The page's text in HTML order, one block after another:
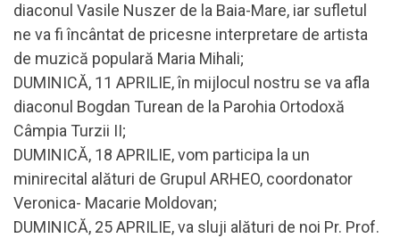
diaconul Vasile Nuszer de la Baia-Mare, iar sufletul
ne va fi încântat de pricesne interpretare de artista
de muzică populară Maria Mihali;
DUMINICĂ, 11 APRILIE, în mijlocul nostru se va afla
diaconul Bogdan Turean de la Parohia Ortodoxă
Câmpia Turzii II;
DUMINICĂ, 18 APRILIE, vom participa la un
minirecital alături de Grupul ARHEO, coordonator
Veronica- Macarie Moldovan;
DUMINICĂ, 25 APRILIE, va sluji alături de noi Pr. Prof.